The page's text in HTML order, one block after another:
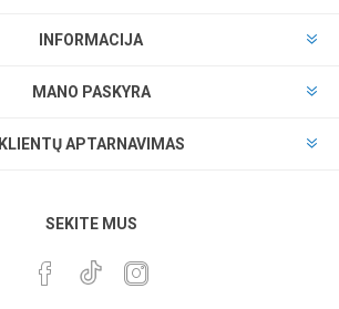
INFORMACIJA
MANO PASKYRA
KLIENTŲ APTARNAVIMAS
SEKITE MUS